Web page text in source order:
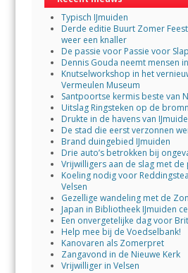
Typisch IJmuiden
Derde editie Buurt Zomer
weer een knaller
De passie voor Passie voor
Dennis Gouda neemt mensen
Knutselworkshop in het
Vermeulen Museum
Santpoortse kermis beste van
Uitslag Ringsteken op de
Drukte in de havens van
De stad die eerst verzonnen
Brand duingebied IJmuiden
Drie auto’s betrokken bij
Vrijwilligers aan de slag met
Koeling nodig voor
Velsen
Gezellige wandeling met de
Japan in Bibliotheek IJmuiden
Een onvergetelijke dag voor
Help mee bij de Voedselbank!
Kanovaren als Zomerpret
Zangavond in de Nieuwe Kerk
Vrijwilliger in Velsen